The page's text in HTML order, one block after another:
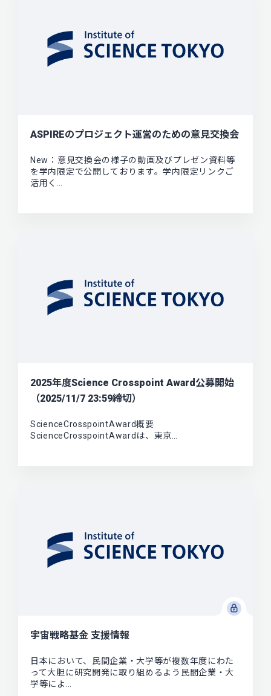
ASPIREのプロジェクト運営のための意見交換会
New：意見交換会の様子の動画及びプレゼン資料等
を学内限定で公開しております。学内限定リンクご
活用く…
2025年度Science Crosspoint Award公募開始
（2025/11/7 23:59締切）
ScienceCrosspointAward概要
ScienceCrosspointAwardは、東京…
宇宙戦略基金 支援情報
日本において、民間企業・大学等が複数年度にわた
って大胆に研究開発に取り組めるよう民間企業・大
学等によ…